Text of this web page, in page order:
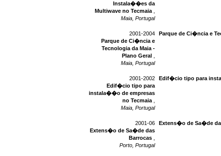
Instala��es da
Multiwave no Tecmaia
Maia, Portugal
2001-2004
Parque de Ci�ncia e
Tecnologia da Maia -
Plano Geral
Maia, Portugal
Parque de Ci�ncia e
2001-2002
Edif�cio tipo para
instala��o de empresas
no Tecmaia
Maia, Portugal
Edif�cio tipo para
2001-06
Extens�o de Sa�de das
Barrocas
Porto, Portugal
Extens�o de Sa�de